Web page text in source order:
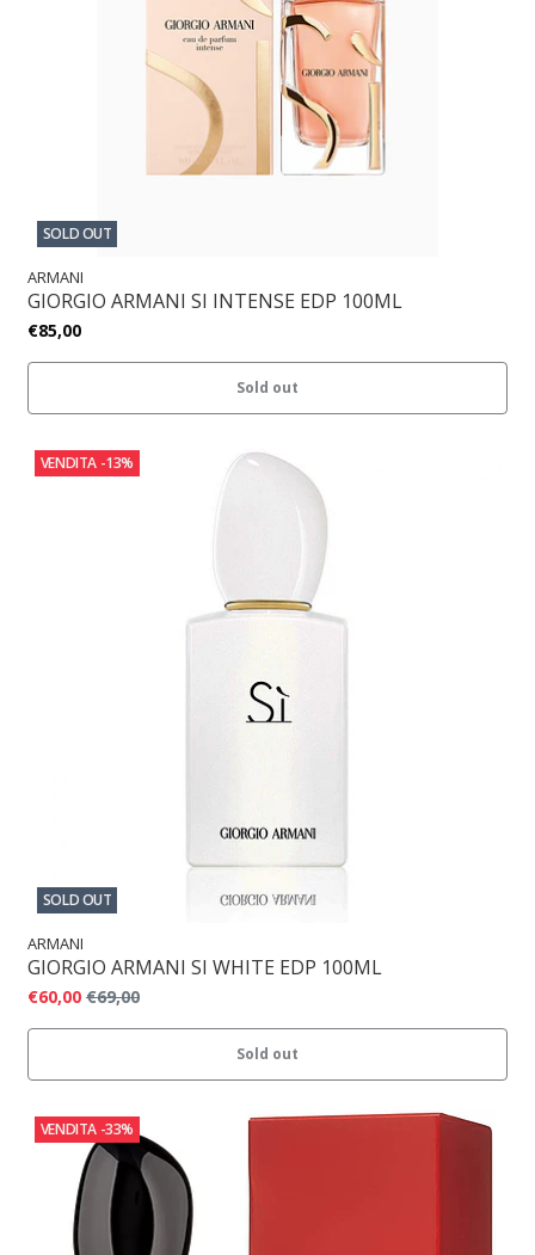
SOLD OUT
ARMANI
GIORGIO ARMANI SI INTENSE EDP 100ML
€85,00
Sold out
VENDITA -13%
SOLD OUT
ARMANI
GIORGIO ARMANI SI WHITE EDP 100ML
€60,00 €69,00
Sold out
VENDITA -33%